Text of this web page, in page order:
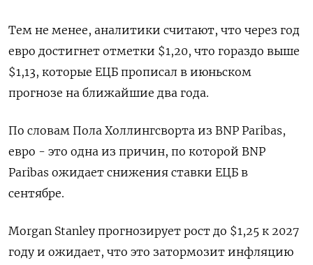
Тем не менее, аналитики считают, что через год
евро достигнет отметки $1,20, что гораздо выше
$1,13, которые ЕЦБ прописал в июньском
прогнозе на ближайшие два года.
По словам Пола Холлингсворта из BNP Paribas,
евро - это одна из причин, по которой BNP
Paribas ожидает снижения ставки ЕЦБ в
сентябре.
Morgan Stanley прогнозирует рост до $1,25 к 2027
году и ожидает, что это затормозит инфляцию